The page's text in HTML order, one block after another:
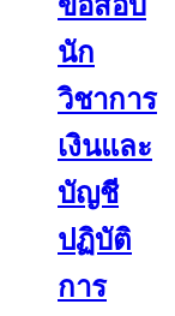
นัก
วิชาการ
เงินและ
บัญชี
ปฏิบัติ
การ